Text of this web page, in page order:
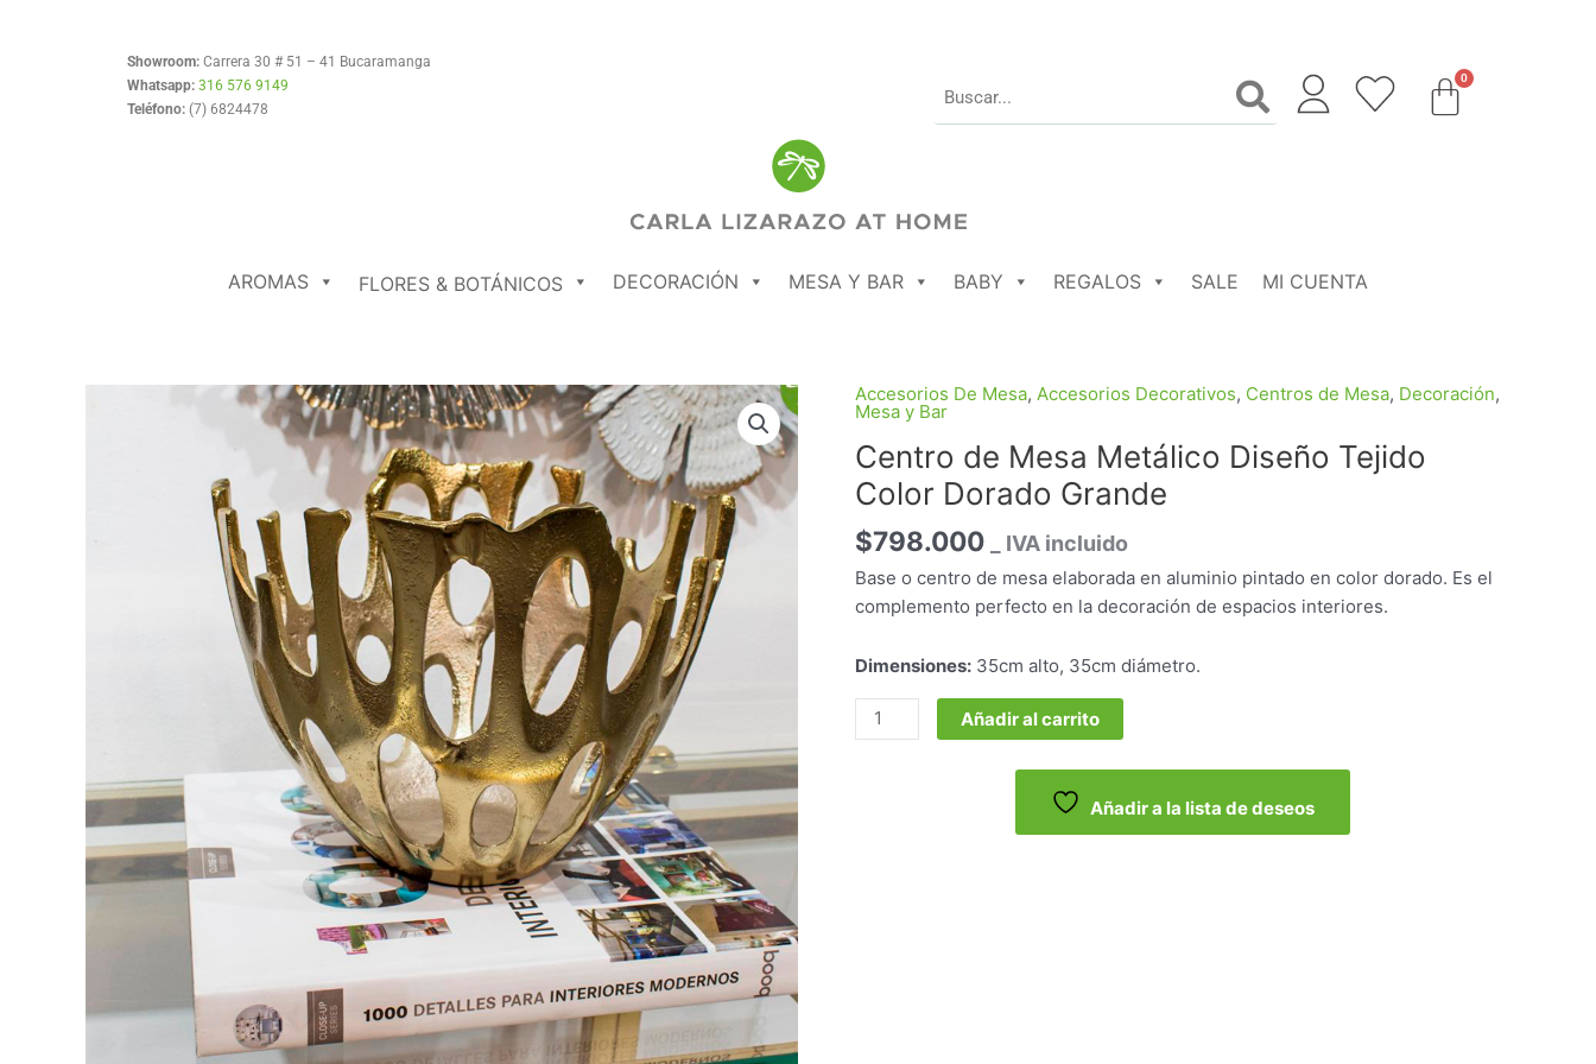
Showroom: Carrera 30 # 51 – 41 Bucaramanga
Whatsapp: 316 576 9149
Teléfono: (7) 6824478
AROMAS FLORES & BOTÁNICOS DECORACIÓN MESA Y BAR BABY REGALOS SALE MI CUENTA
Accesorios De Mesa, Accesorios Decorativos, Centros de Mesa, Decoración,
Mesa y Bar
Centro de Mesa Metálico Diseño Tejido
Color Dorado Grande
$798.000 _ IVA incluido
Base o centro de mesa elaborada en aluminio pintado en color dorado. Es el
complemento perfecto en la decoración de espacios interiores.
Dimensiones: 35cm alto, 35cm diámetro.
Centro
de
Mesa
Metálico
Diseño
Tejido
Color
Dorado
cantidad
Añadir al carrito
Añadir a la lista de deseos